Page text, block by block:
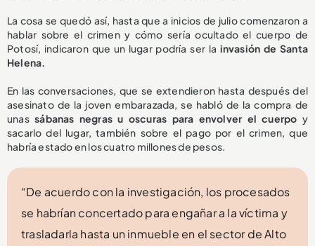
La cosa se quedó así, hasta que a inicios de julio comenzaron a
hablar sobre el crimen y cómo sería ocultado el cuerpo de
Potosí, indicaron que un lugar podría ser la invasión de Santa
Helena.
En las conversaciones, que se extendieron hasta después del
asesinato de la joven embarazada, se habló de la compra de
unassábanas negras u oscuras para envolver el cuerpo y
sacarlo del lugar, también sobre el pago por el crimen, que
habría estado en los cuatro millones de pesos.
“De acuerdo con la investigación, los procesados
se habrían concertado para engañar a la víctima y
trasladarla hasta un inmueble en el sector de Alto